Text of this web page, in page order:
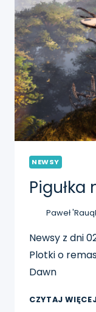
NEWSY
Pigułka
Paweł
Newsy z dni
Plotki o
Dawn
CZYTAJ